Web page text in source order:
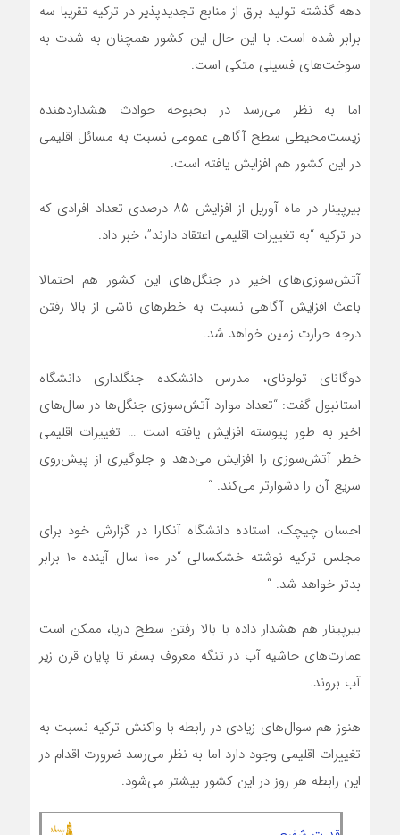
دهه گذشته تولید برق از منابع تجدیدپذیر در ترکیه تقریبا سه
برابر شده است. با این حال این کشور همچنان به شدت به
سوخت‌های فسیلی متکی است.
اما به نظر می‌رسد در بحبوحه حوادث هشداردهنده
زیست‌محیطی سطح آگاهی عمومی نسبت به مسائل اقلیمی
در این کشور هم افزایش یافته است.
بیرپینار در ماه آوریل از افزایش ۸۵ درصدی تعداد افرادی که
در ترکیه “به تغییرات اقلیمی اعتقاد دارند”، خبر داد.
آتش‌سوزی‌های اخیر در جنگل‌های این کشور هم احتمالا
باعث افزایش آگاهی نسبت به خطرهای ناشی از بالا رفتن
درجه حرارت زمین خواهد شد.
دوگانای تولونای، مدرس دانشکده جنگلداری دانشگاه
استانبول گفت: “تعداد موارد آتش‌سوزی جنگل‌ها در سال‌های
اخیر به طور پیوسته افزایش یافته است … تغییرات اقلیمی
خطر آتش‌سوزی را افزایش می‌دهد و جلوگیری از پیش‌روی
سریع آن را دشوارتر می‌کند. “
احسان چیچک، استاده دانشگاه آنکارا در گزارش خود برای
مجلس ترکیه نوشته خشکسالی “در ۱۰۰ سال آینده ۱۰ برابر
بدتر خواهد شد. “
بیرپینار هم هشدار داده با بالا رفتن سطح دریا، ممکن است
عمارت‌های حاشیه آب در تنگه معروف بسفر تا پایان قرن زیر
آب بروند.
هنوز هم سوال‌های زیادی در رابطه با واکنش ترکیه نسبت به
تغییرات اقلیمی وجود دارد اما به نظر می‌رسد ضرورت اقدام در
این رابطه هر روز در این کشور بیشتر می‌شود.